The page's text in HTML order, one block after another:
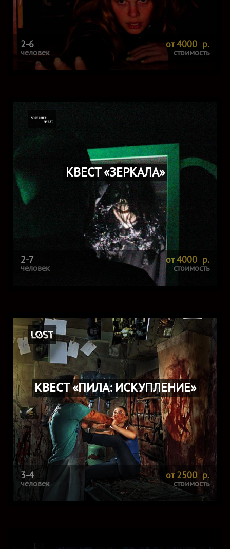
2-6
человек
от 4000 р.
стоимость
КВЕСТ «ЗЕРКАЛА»
2-7
человек
от 4000 р.
стоимость
КВЕСТ «ПИЛА: ИСКУПЛЕНИЕ»
3-4
человек
от 2500 р.
стоимость